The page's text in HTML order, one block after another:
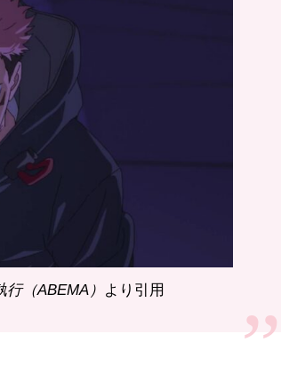
（ABEMA） より引用